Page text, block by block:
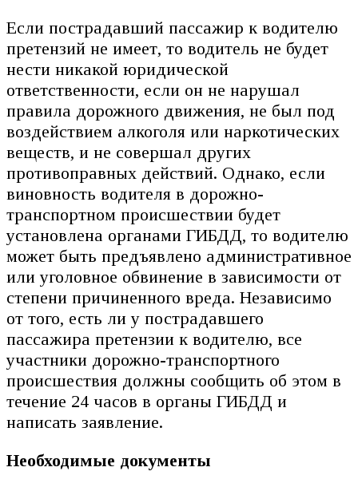
Если пострадавший пассажир к водителю
претензий не имеет, то водитель не будет
нести никакой юридической
ответственности, если он не нарушал
правила дорожного движения, не был под
воздействием алкоголя или наркотических
веществ, и не совершал других
противоправных действий. Однако, если
виновность водителя в дорожно-
транспортном происшествии будет
установлена органами ГИБДД, то водителю
может быть предъявлено административное
или уголовное обвинение в зависимости от
степени причиненного вреда. Независимо
от того, есть ли у пострадавшего
пассажира претензии к водителю, все
участники дорожно-транспортного
происшествия должны сообщить об этом в
течение 24 часов в органы ГИБДД и
написать заявление.
Необходимые документы